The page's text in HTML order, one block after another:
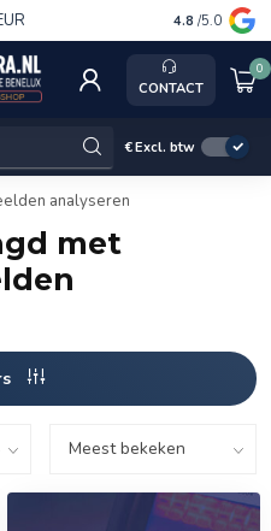
Service,
4.8 /5.0
CONTACT
0
€Excl. btw
analyseren
met